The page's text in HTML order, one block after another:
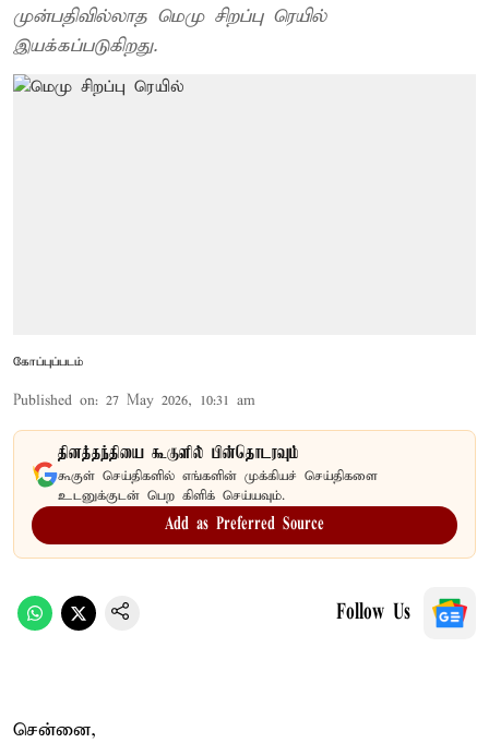
முன்பதிவில்லாத மெமு சிறப்பு ரெயில்
இயக்கப்படுகிறது.
கோப்புப்படம்
Published on: 27 May 2026, 10:31 am
தினத்தந்தியை கூகுளில் பின்தொடரவும்
கூகுள் செய்திகளில் எங்களின் முக்கியச் செய்திகளை
உடனுக்குடன் பெற கிளிக் செய்யவும்.
Add as Preferred Source
Follow Us
சென்னை,